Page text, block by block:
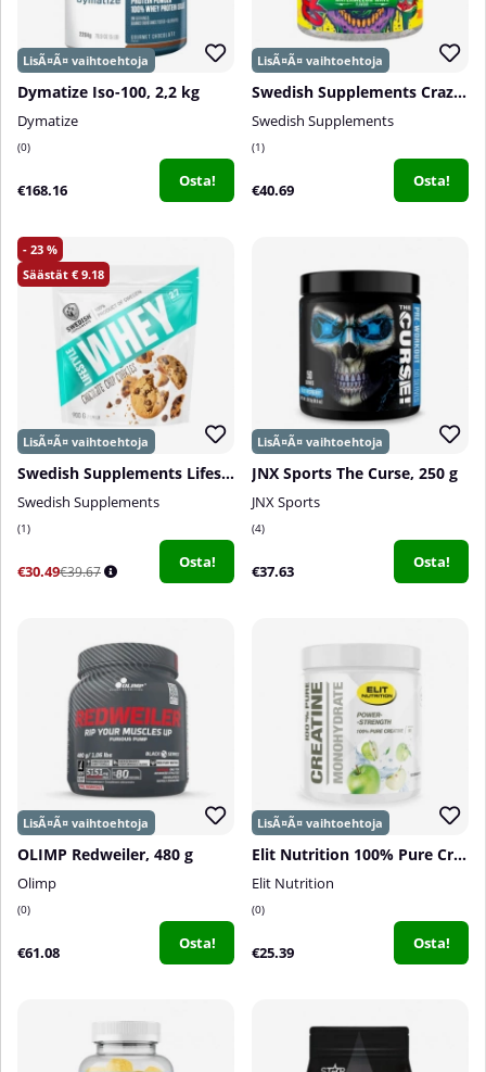
Dymatize Iso-100, 2,2 kg
Dymatize
0
€168.16 Osta!
Swedish Supplements Crazy 8 NEW EDITION, 325 g
Swedish Supplements
1
€40.69 Osta!
23
9.18
Swedish Supplements Lifestyle Whey, 900 g
Swedish Supplements
1
€30.49€39.67
Osta!
JNX Sports The Curse, 250 g
JNX Sports
4
€37.63 Osta!
OLIMP Redweiler, 480 g
Olimp
0
€61.08 Osta!
Elit Nutrition 100% Pure Creatine Monohydrate, 300 g
Elit Nutrition
0
€25.39 Osta!